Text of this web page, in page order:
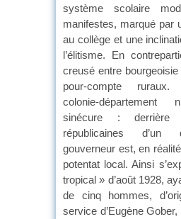
système scolaire
manifestes, marqué par
au collège et une
l’élitisme. En
creusé entre
pour-compte
colonie-
sinécure : derrière
républicaines d’un
gouverneur est, en
potentat local. Ainsi
tropical » d’août 1928,
de cinq hommes,
service d’Eugène